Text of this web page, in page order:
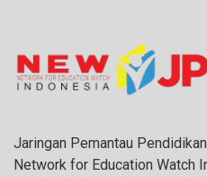
Jaringan Pemantau
Network for Education Watch